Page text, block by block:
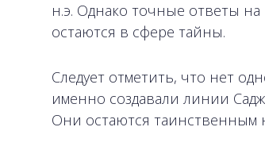
н.э. Однако точные ответы
остаются в сфере тайны.
Следует отметить, что нет
именно создавали линии
Они остаются таинственным